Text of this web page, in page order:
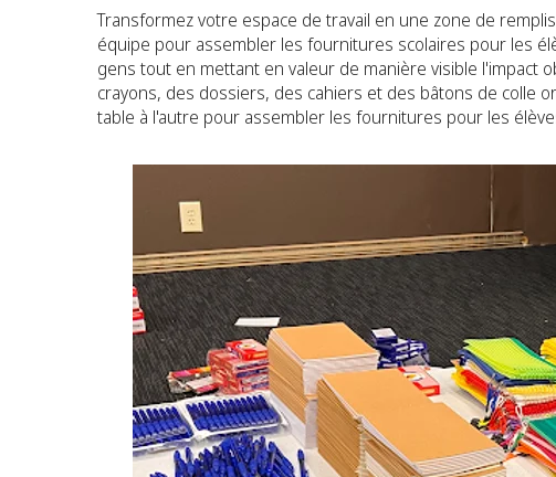
Transformez votre espace de travail en une zone de
équipe pour assembler les fournitures scolaires pour les
gens tout en mettant en valeur de manière visible l'impact
crayons, des dossiers, des cahiers et des bâtons de colle
table à l'autre pour assembler les fournitures pour les